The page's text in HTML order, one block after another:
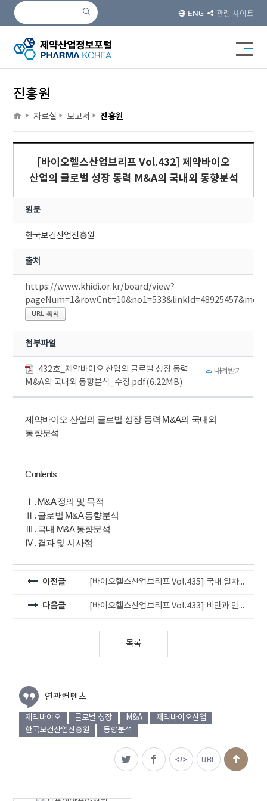
ENG 관련 사이트
검색
검색
진흥원
home
>
자료실 >
보고서 >
진흥원
[바이오헬스산업브리프 Vol.432] 제약바이오
산업의 글로벌 성장 동력 M&A의 국내외 동향분석
원문
한국보건산업진흥원
출처
https://www.khidi.or.kr/board/view?
첨부파일
432호_제약바이오 산업의 글로벌 성장 동력
M&A의 국내외 동향분석_수정.pdf(6.22MB)
내려받기
제약바이오 산업의 글로벌 성장 동력 M&A의 국내외
동향분석
Contents
Ⅰ. M&A 정의 및 목적
Ⅱ. 글로벌 M&A 동향분석
Ⅲ. 국내 M&A 동향분석
Ⅳ. 결과 및 시사점
이전글 [바이오헬스산업브리프 Vol.435] 국내 일차의료(Primary Care) 혁신·강화를 위한 디지털 주치의제(가칭) 도입 필요성 검토
다음글 [바이오헬스산업브리프 Vol.433] 비만과 만성질환 관리의 혁신적 모델
목록
연관컨텐츠
제약바이오 글로벌 성장 M&A
제약바이오산업
한국보건산업진흥원
동향분석